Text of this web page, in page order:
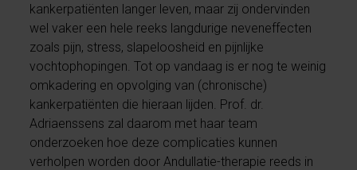
kankerpatiënten langer leven, maar zij ondervinden
wel vaker een hele reeks langdurige neveneffecten
zoals pijn, stress, slapeloosheid en pijnlijke
vochtophopingen. Tot op vandaag is er nog te weinig
omkadering en opvolging van (chronische)
kankerpatiënten die hieraan lijden. Prof. dr.
Adriaenssens zal daarom met haar team
onderzoeken hoe deze complicaties kunnen
verholpen worden door Andullatie-therapie reeds in